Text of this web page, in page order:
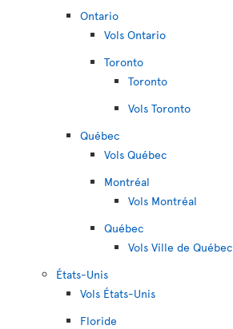
Ontario
Vols Ontario
Toronto
Toronto
Vols Toronto
Québec
Vols Québec
Montréal
Vols Montréal
Québec
Vols Ville de Québec
États-Unis
Vols États-Unis
Floride